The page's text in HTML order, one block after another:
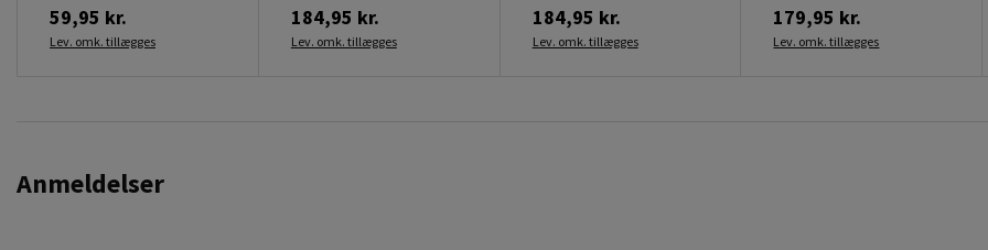
59,95 kr.
Lev. omk. tillægges
184,95 kr.
Lev. omk. tillægges
184,95 kr.
Lev. omk. tillægges
179,95 kr.
Lev. omk. tillægges
Anmeldelser